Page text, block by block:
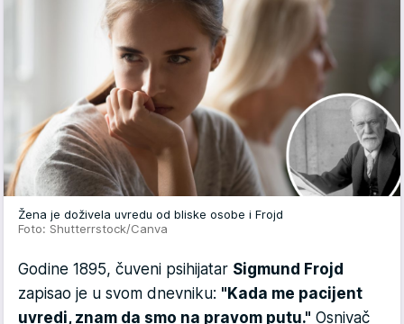
Žena je doživela uvredu od bliske osobe i Frojd
Foto: Shutterrstock/Canva
Godine 1895, čuveni psihijatar Sigmund Frojd
zapisao je u svom dnevniku: "Kada me pacijent
uvredi, znam da smo na pravom putu." Osnivač